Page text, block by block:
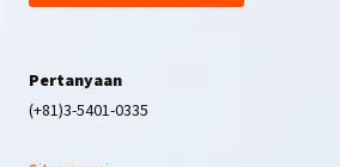
Pertanyaan
(+81)3-5401-0335